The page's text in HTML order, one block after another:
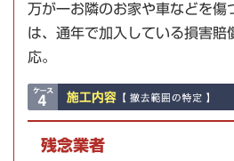
万が一お隣のお家や車などを傷
は、通年で加入している損害賠
応。
残念業者